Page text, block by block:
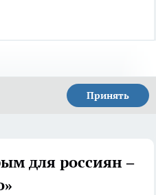
Принять
для россиян –